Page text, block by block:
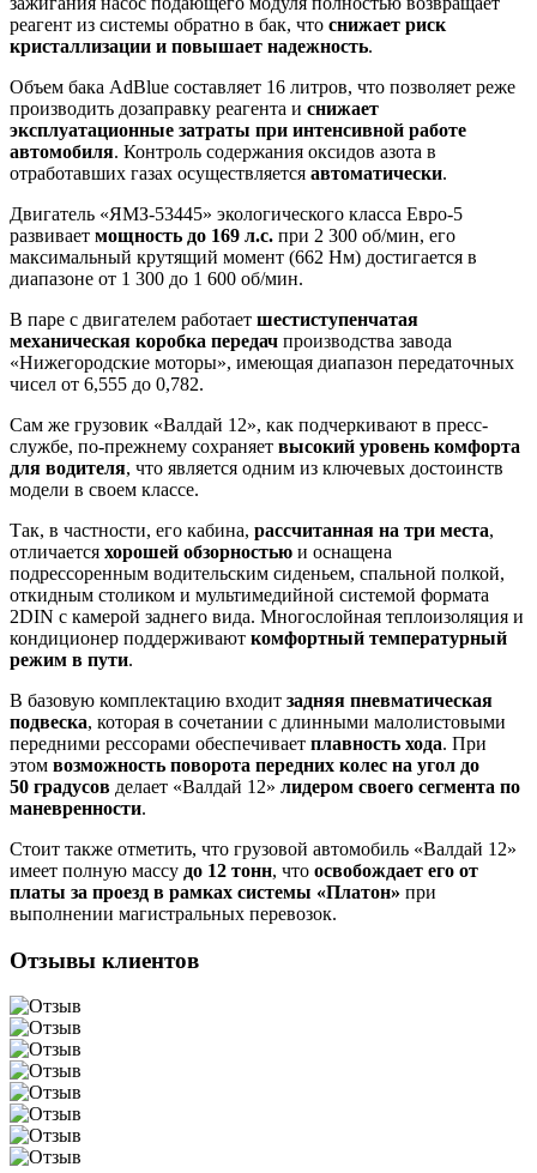
реагент из системы обратно в бак, что снижает риск
кристаллизации и повышает надежность.
Объем бака AdBlue составляет 16 литров, что позволяет реже
производить дозаправку реагента и снижает
эксплуатационные затраты при интенсивной работе
автомобиля. Контроль содержания оксидов азота в
отработавших газах осуществляется автоматически.
Двигатель «ЯМЗ-53445» экологического класса Евро-5
развивает мощность до 169 л.с. при 2 300 об/мин, его
максимальный крутящий момент (662 Нм) достигается в
диапазоне от 1 300 до 1 600 об/мин.
В паре с двигателем работает шестиступенчатая
механическая коробка передач производства завода
«Нижегородские моторы», имеющая диапазон передаточных
чисел от 6,555 до 0,782.
Сам же грузовик «Валдай 12», как подчеркивают в пресс-
службе, по-прежнему сохраняет высокий уровень комфорта
для водителя, что является одним из ключевых достоинств
модели в своем классе.
Так, в частности, его кабина, рассчитанная на три места,
отличается хорошей обзорностью и оснащена
подрессоренным водительским сиденьем, спальной полкой,
откидным столиком и мультимедийной системой формата
2DIN с камерой заднего вида. Многослойная теплоизоляция и
кондиционер поддерживают комфортный температурный
режим в пути.
В базовую комплектацию входит задняя пневматическая
подвеска, которая в сочетании с длинными малолистовыми
передними рессорами обеспечивает плавность хода. При
этом возможность поворота передних колес на угол до
50 градусов делает «Валдай 12» лидером своего сегмента по
маневренности.
Стоит также отметить, что грузовой автомобиль «Валдай 12»
имеет полную массу до 12 тонн, что освобождает его от
платы за проезд в рамках системы «Платон» при
выполнении магистральных перевозок.
Отзывы клиентов